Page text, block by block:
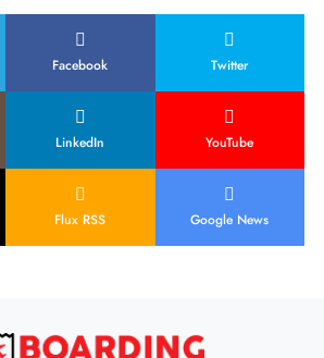
Facebook Twitter
LinkedIn YouTube
Flux RSS Google News